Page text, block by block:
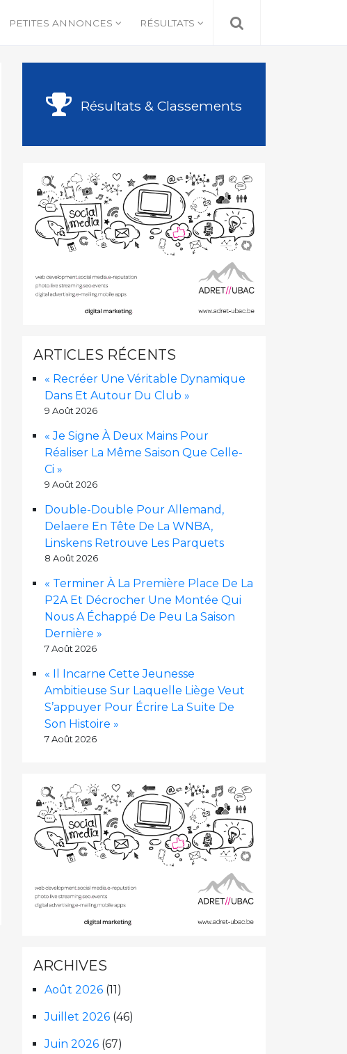
PETITES ANNONCES RÉSULTATS
Résultats & Classements
ARTICLES RÉCENTS
« Recréer Une Véritable Dynamique
Dans Et Autour Du Club »
9 Août 2026
« Je Signe À Deux Mains Pour
Réaliser La Même Saison Que Celle-
Ci »
9 Août 2026
Double-Double Pour Allemand,
Delaere En Tête De La WNBA,
Linskens Retrouve Les Parquets
8 Août 2026
« Terminer À La Première Place De La
P2A Et Décrocher Une Montée Qui
Nous A Échappé De Peu La Saison
Dernière »
7 Août 2026
« Il Incarne Cette Jeunesse
Ambitieuse Sur Laquelle Liège Veut
S’appuyer Pour Écrire La Suite De
Son Histoire »
7 Août 2026
ARCHIVES
Août 2026 (11)
Juillet 2026 (46)
Juin 2026 (67)